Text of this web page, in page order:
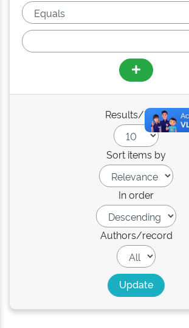
Results/Page
Sort items by
In order
Authors/record